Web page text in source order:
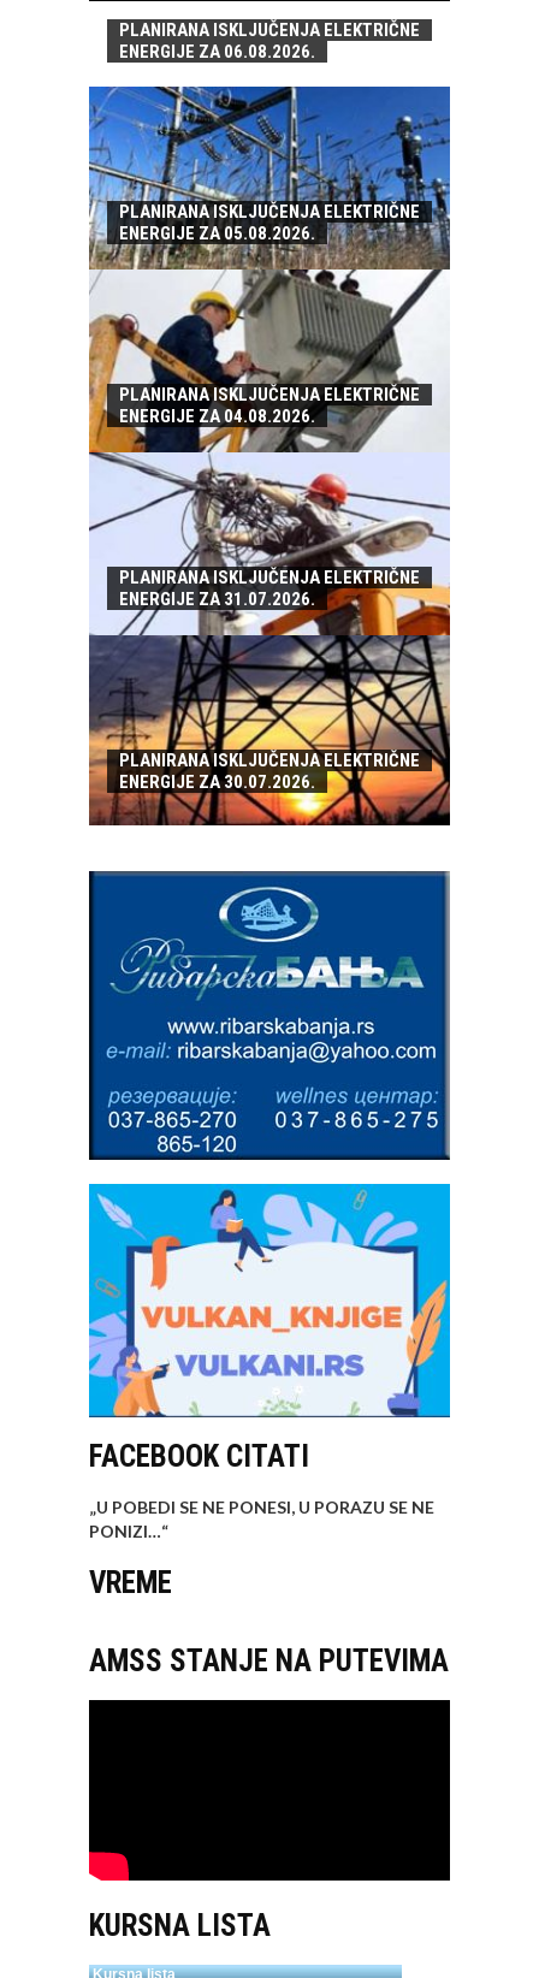
PLANIRANA ISKLJUČENJA ELEKTRIČNE
ENERGIJE ZA 06.08.2026.
PLANIRANA ISKLJUČENJA ELEKTRIČNE
ENERGIJE ZA 05.08.2026.
PLANIRANA ISKLJUČENJA ELEKTRIČNE
ENERGIJE ZA 04.08.2026.
PLANIRANA ISKLJUČENJA ELEKTRIČNE
ENERGIJE ZA 31.07.2026.
PLANIRANA ISKLJUČENJA ELEKTRIČNE
ENERGIJE ZA 30.07.2026.
FACEBOOK CITATI
„U POBEDI SE NE PONESI, U PORAZU SE NE
PONIZI…“
VREME
AMSS STANJE NA PUTEVIMA
KURSNA LISTA